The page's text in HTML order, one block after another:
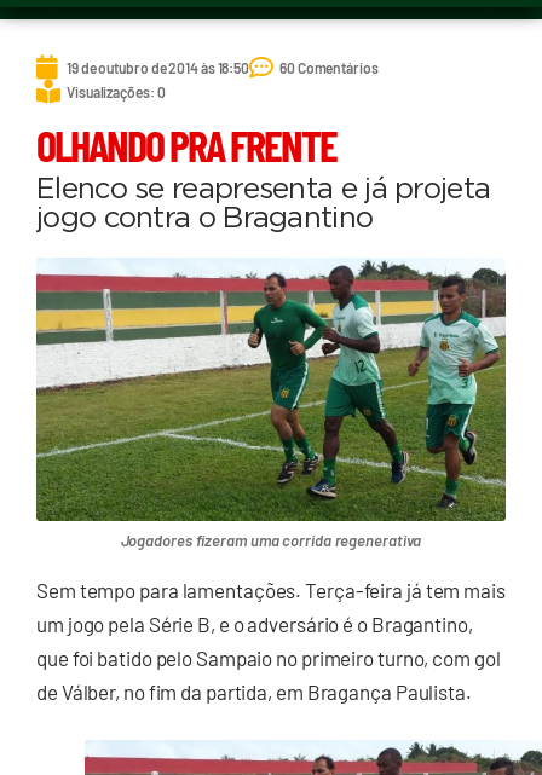
19 de outubro de 2014 às 18:50
60 Comentários
Visualizações: 0
OLHANDO PRA FRENTE
Elenco se reapresenta e já projeta
jogo contra o Bragantino
Jogadores fizeram uma corrida regenerativa
Sem tempo para lamentações. Terça-feira já tem mais
um jogo pela Série B, e o adversário é o Bragantino,
que foi batido pelo Sampaio no primeiro turno, com gol
de Válber, no fim da partida, em Bragança Paulista.